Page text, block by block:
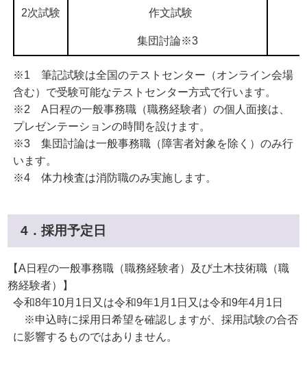
2次試験 作文試験
集団討論※3
※1 筆記試験は全国のテストセンター（オンライン会場
含む）で受験可能なテストセンター方式で行います。
※2 A日程の一般事務職（職務経験者）の個人面接は、
プレゼンテーションの時間を設けます。
※3 集団討論は一般事務職（障害者対象を除く）のみ行
います。
※4 体力検査は消防職のみ実施します。
4．採用予定日
【A日程の一般事務職（職務経験者）及び土木技術職（職
務経験者）】
令和8年10月1日又は令和9年1月1日又は令和9年4月1日
※申込時に採用日希望を確認しますが、採用試験の合否
に影響するものではありません。